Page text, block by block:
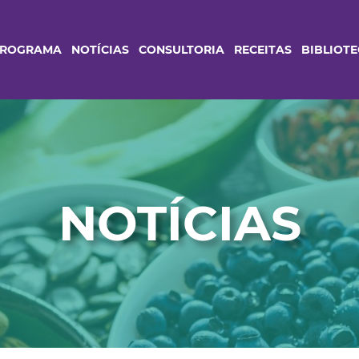
NOTÍCIAS CONSULTORIA RECEITAS
NOTÍCIAS